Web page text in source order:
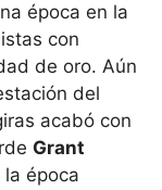
época en la
con
de oro. Aún
del
acabó con
Grant
época